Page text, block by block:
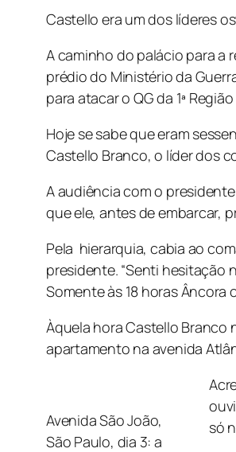
Castello era um dos líderes
A caminho do palácio para a
prédio do Ministério da
para atacar o QG da 1ª
Hoje se sabe que eram
Castello Branco, o líder dos
A audiência com o
que ele, antes de embarcar,
Pela hierarquia, cabia ao
presidente. “Senti hesitação
Somente às 18 horas Âncora
Àquela hora Castello Branco
apartamento na avenida
Avenida São João,
São Paulo, dia 3: a
só